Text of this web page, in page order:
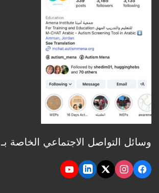
وسائل التواصل الاجتماعي الخاصة بـ AMENA